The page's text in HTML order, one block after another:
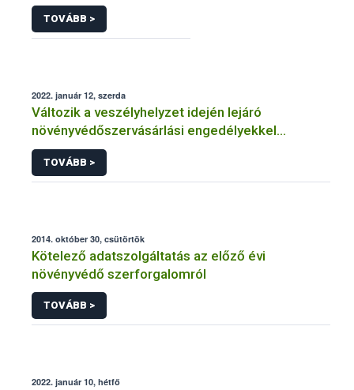
TOVÁBB >
2022. január 12, szerda
Változik a veszélyhelyzet idején lejáró
növényvédőszervásárlási engedélyekkel
kapcsolatos szabályozás
TOVÁBB >
2014. október 30, csütörtök
Kötelező adatszolgáltatás az előző évi
növényvédő szerforgalomról
TOVÁBB >
2022. január 10, hétfő